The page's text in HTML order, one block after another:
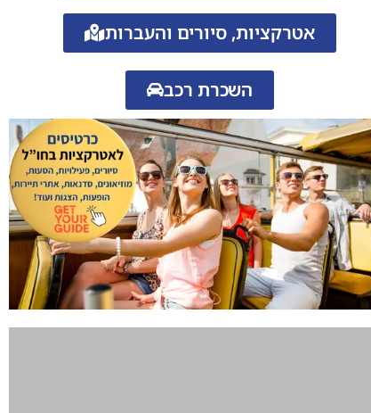
אטרקציות, סיורים והעברות
השכרת רכב